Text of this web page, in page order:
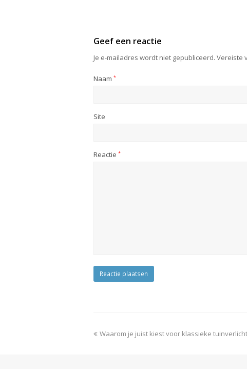
Geef een reactie
Je e-mailadres wordt niet gepubliceerd. Vereiste
Naam *
Site
Reactie *
previous
Waarom je juist kiest voor klassieke